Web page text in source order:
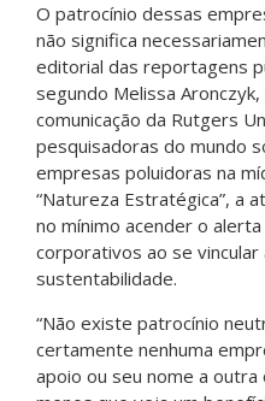
O patrocínio dessas
não significa
editorial das reportagens
segundo Melissa
comunicação da Rutgers
pesquisadoras do mundo
empresas poluidoras na
“Natureza Estratégica”, a
no mínimo acender o
corporativos ao se vincular
sustentabilidade.
“Não existe patrocínio
certamente nenhuma
apoio ou seu nome a